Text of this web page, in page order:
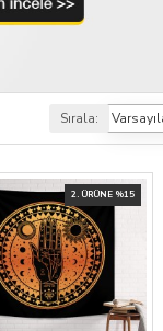
Sırala:
2. ÜRÜNE %15